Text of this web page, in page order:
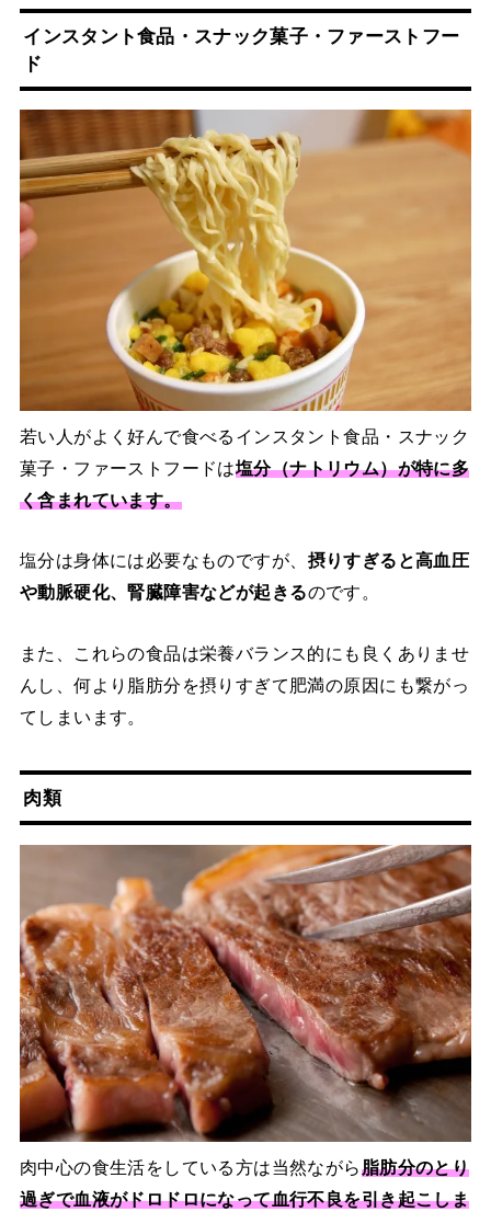
インスタント食品・スナック菓子・ファーストフー
ド
若い人がよく好んで食べるインスタント食品・スナック
菓子・ファーストフードは塩分（ナトリウム）が特に多
く含まれています。
塩分は身体には必要なものですが、 摂りすぎると高血圧
や動脈硬化、腎臓障害などが起きるのです。
また、これらの食品は栄養バランス的にも良くありませ
んし、何より脂肪分を摂りすぎて肥満の原因にも繋がっ
てしまいます。
肉類
肉中心の食生活をしている方は当然ながら脂肪分のとり
過ぎで血液がドロドロになって血行不良を引き起こしま